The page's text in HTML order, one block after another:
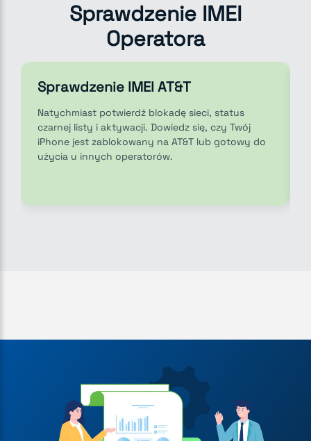
Sprawdzenie IMEI
Operatora
Sprawdzenie IMEI AT&T
Natychmiast potwierdź blokadę sieci, status
czarnej listy i aktywacji. Dowiedz się, czy Twój
iPhone jest zablokowany na AT&T lub gotowy do
użycia u innych operatorów.